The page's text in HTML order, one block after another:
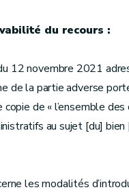
du recours :
12 novembre 2021
de la partie adverse
copie de « l’ensemble
au sujet [du]
les modalités